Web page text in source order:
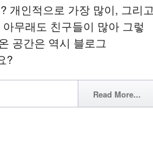
개인적으로 가장 많이, 그리고
무래도 친구들이 많아 그렇
공간은 역시 블로그
?
Read More...